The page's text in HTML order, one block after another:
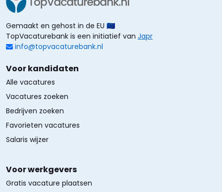
Gemaakt en gehost in de EU 🇪🇺
TopVacaturebank is een initiatief van Japr
info@topvacaturebank.nl
Voor kandidaten
Alle vacatures
Vacatures zoeken
Bedrijven zoeken
Favorieten vacatures
Salaris wijzer
Voor werkgevers
Gratis vacature plaatsen